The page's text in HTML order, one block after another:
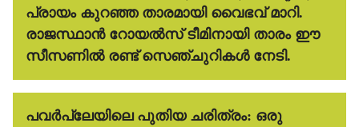
പ്രായം കുറഞ്ഞ താരമായി വൈഭവ് മാറി.
രാജസ്ഥാൻ റോയൽസ് ടീമിനായി താരം ഈ
സീസണിൽ രണ്ട് സെഞ്ചുറികൾ നേടി.
പവർപ്ലേയിലെ പുതിയ ചരിത്രം: ഒരു